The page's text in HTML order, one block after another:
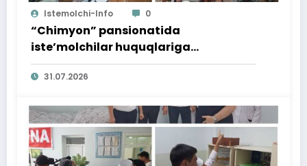
Istemolchi-Info 0
“Chimyon” pansionatida
iste’molchilar huquqlariga
bag‘ishlangan targ‘ibot tadbiri
o‘tkazildi
31.07.2026